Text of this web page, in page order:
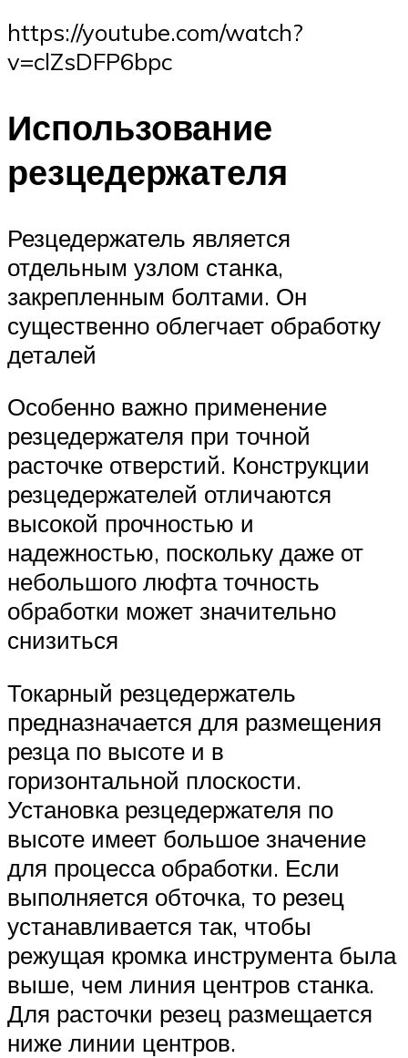
https://youtube.com/watch?
v=clZsDFP6bpc
Использование
резцедержателя
Резцедержатель является
отдельным узлом станка,
закрепленным болтами. Он
существенно облегчает обработку
деталей
Особенно важно применение
резцедержателя при точной
расточке отверстий. Конструкции
резцедержателей отличаются
высокой прочностью и
надежностью, поскольку даже от
небольшого люфта точность
обработки может значительно
снизиться
Токарный резцедержатель
предназначается для размещения
резца по высоте и в
горизонтальной плоскости.
Установка резцедержателя по
высоте имеет большое значение
для процесса обработки. Если
выполняется обточка, то резец
устанавливается так, чтобы
режущая кромка инструмента была
выше, чем линия центров станка.
Для расточки резец размещается
ниже линии центров.